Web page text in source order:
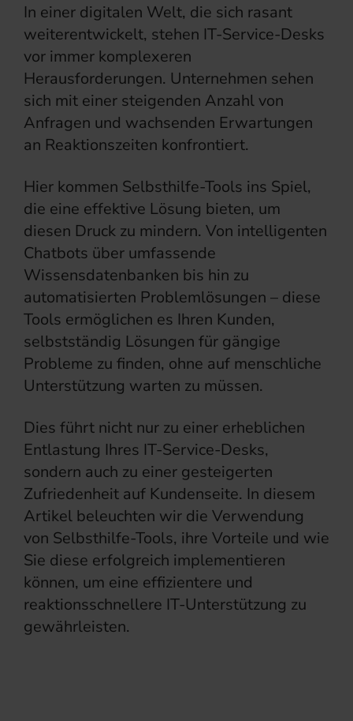
In einer digitalen Welt, die sich rasant
weiterentwickelt, stehen IT-Service-Desks
vor immer komplexeren
Herausforderungen. Unternehmen sehen
sich mit einer steigenden Anzahl von
Anfragen und wachsenden Erwartungen
an Reaktionszeiten konfrontiert.
Hier kommen Selbsthilfe-Tools ins Spiel,
die eine effektive Lösung bieten, um
diesen Druck zu mindern. Von intelligenten
Chatbots über umfassende
Wissensdatenbanken bis hin zu
automatisierten Problemlösungen – diese
Tools ermöglichen es Ihren Kunden,
selbstständig Lösungen für gängige
Probleme zu finden, ohne auf menschliche
Unterstützung warten zu müssen.
Dies führt nicht nur zu einer erheblichen
Entlastung Ihres IT-Service-Desks,
sondern auch zu einer gesteigerten
Zufriedenheit auf Kundenseite. In diesem
Artikel beleuchten wir die Verwendung
von Selbsthilfe-Tools, ihre Vorteile und wie
Sie diese erfolgreich implementieren
können, um eine effizientere und
reaktionsschnellere IT-Unterstützung zu
gewährleisten.